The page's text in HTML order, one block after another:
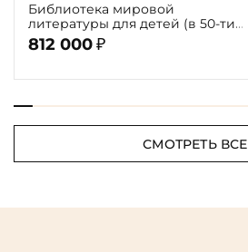
Библиотека мировой
литературы для детей (в 50-ти
томах 58 книг)
812 000 ₽
СМОТРЕТЬ ВСЕ